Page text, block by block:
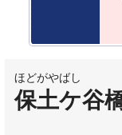
ほどがやばし
保土ケ谷